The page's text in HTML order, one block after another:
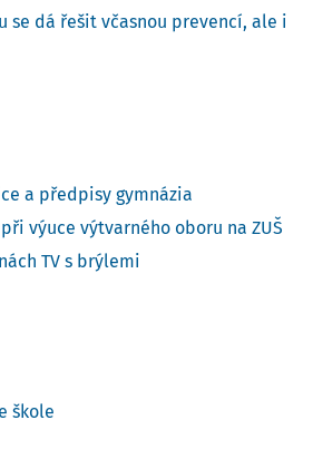
se dá řešit včasnou prevencí, ale i
a předpisy gymnázia
výuce výtvarného oboru na ZUŠ
TV s brýlemi
škole